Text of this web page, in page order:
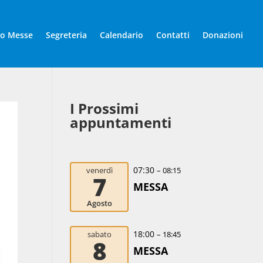
Messe Segreteria Calendario Contatti Donazioni
I Prossimi
appuntamenti
venerdì
7
Agosto
07:30 – 08:15
MESSA
sabato
8
18:00 – 18:45
MESSA